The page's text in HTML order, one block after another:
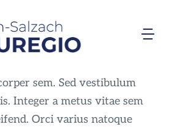
Salzach-EUREGIO
Aktuelles
sem. Sed vestibulum
Integer a metus vitae sem
Orci varius natoque